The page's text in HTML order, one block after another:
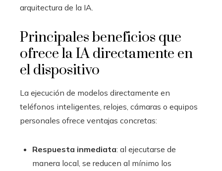
arquitectura de la IA.
Principales beneficios que
ofrece la IA directamente en
el dispositivo
La ejecución de modelos directamente en
teléfonos inteligentes, relojes, cámaras o equipos
personales ofrece ventajas concretas:
Respuesta inmediata: al ejecutarse de
manera local, se reducen al mínimo los